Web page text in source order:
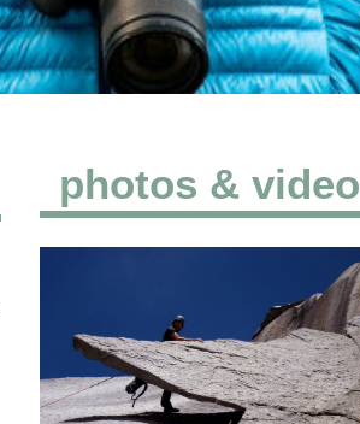
photos & video